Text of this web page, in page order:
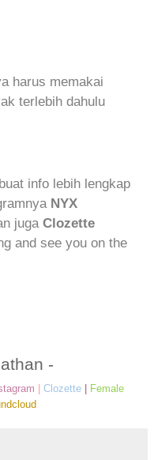
harus memakai
terlebih dahulu
info lebih lengkap
NYX
juga Clozette
and see you on the
-
Clozette|
Female